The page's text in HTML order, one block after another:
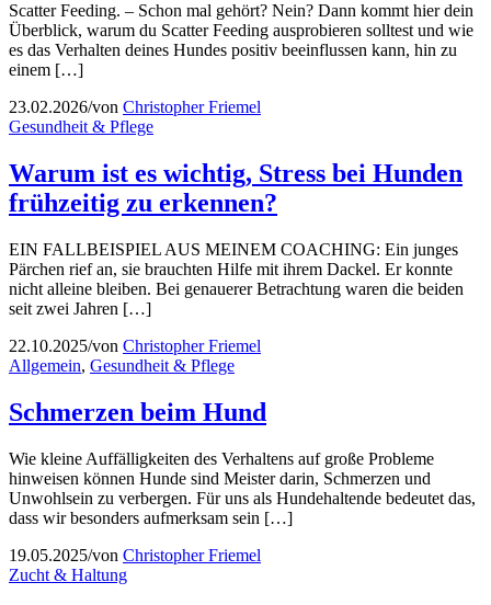
Scatter Feeding. – Schon mal gehört? Nein? Dann kommt hier dein
Überblick, warum du Scatter Feeding ausprobieren solltest und wie
es das Verhalten deines Hundes positiv beeinflussen kann, hin zu
einem […]
23.02.2026/von Christopher Friemel
Gesundheit & Pflege
Warum ist es wichtig, Stress bei Hunden
frühzeitig zu erkennen?
EIN FALLBEISPIEL AUS MEINEM COACHING: Ein junges
Pärchen rief an, sie brauchten Hilfe mit ihrem Dackel. Er konnte
nicht alleine bleiben. Bei genauerer Betrachtung waren die beiden
seit zwei Jahren […]
22.10.2025/von Christopher Friemel
Allgemein, Gesundheit & Pflege
Schmerzen beim Hund
Wie kleine Auffälligkeiten des Verhaltens auf große Probleme
hinweisen können Hunde sind Meister darin, Schmerzen und
Unwohlsein zu verbergen. Für uns als Hundehaltende bedeutet das,
dass wir besonders aufmerksam sein […]
19.05.2025/von Christopher Friemel
Zucht & Haltung